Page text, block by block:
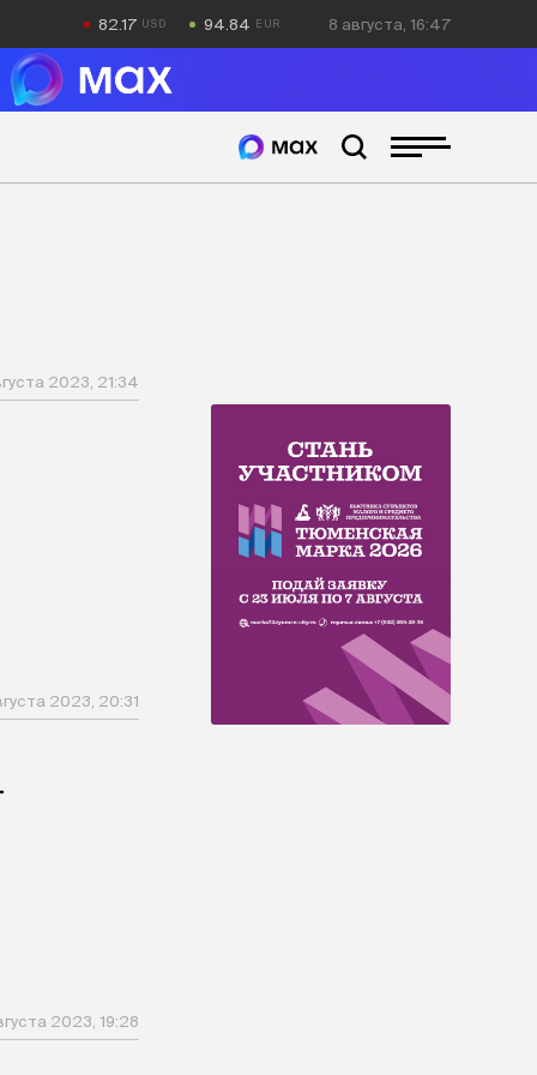
82.17 94.84 8 августа, 16:47
2023, 21:34
2023, 20:31
2023, 19:28